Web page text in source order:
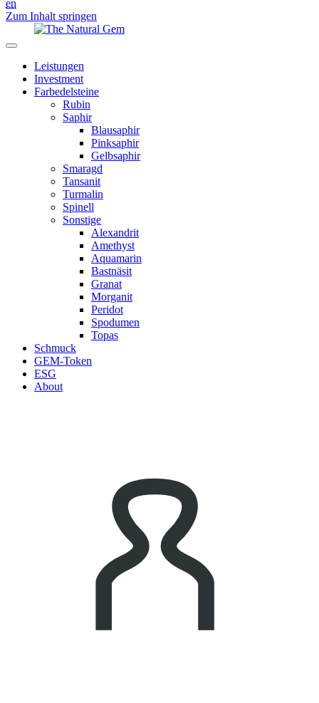
en
Zum Inhalt springen
Leistungen
Investment
Farbedelsteine
Rubin
Saphir
Blausaphir
Pinksaphir
Gelbsaphir
Smaragd
Tansanit
Turmalin
Spinell
Sonstige
Alexandrit
Amethyst
Aquamarin
Bastnäsit
Granat
Morganit
Peridot
Spodumen
Topas
Schmuck
GEM-Token
ESG
About